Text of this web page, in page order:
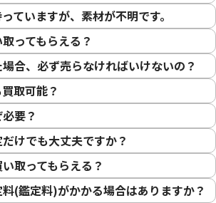
トまとめ
8.4g
参考買取価格
ていますが、素材が不明です。
ってもらえる？
合、必ず売らなければいけないの？
取可能？
要？
けでも大丈夫ですか？
取ってもらえる？
(鑑定料)がかかる場合はありますか？